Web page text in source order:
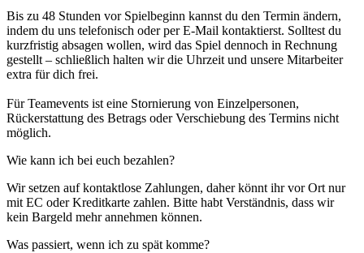
Bis zu 48 Stunden vor Spielbeginn kannst du den Termin ändern,
indem du uns telefonisch oder per E-Mail kontaktierst. Solltest du
kurzfristig absagen wollen, wird das Spiel dennoch in Rechnung
gestellt – schließlich halten wir die Uhrzeit und unsere Mitarbeiter
extra für dich frei.
Für Teamevents ist eine Stornierung von Einzelpersonen,
Rückerstattung des Betrags oder Verschiebung des Termins nicht
möglich.
Wie kann ich bei euch bezahlen?
Wir setzen auf kontaktlose Zahlungen, daher könnt ihr vor Ort nur
mit EC oder Kreditkarte zahlen. Bitte habt Verständnis, dass wir
kein Bargeld mehr annehmen können.
Was passiert, wenn ich zu spät komme?